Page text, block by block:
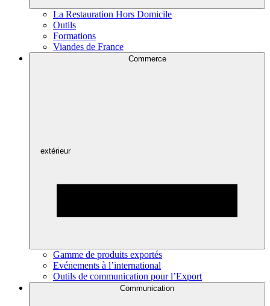
La Restauration Hors Domicile
Outils
Formations
Viandes de France
Commerce
extérieur
Gamme de produits exportés
Evénements à l’international
Outils de communication pour l’Export
Communication